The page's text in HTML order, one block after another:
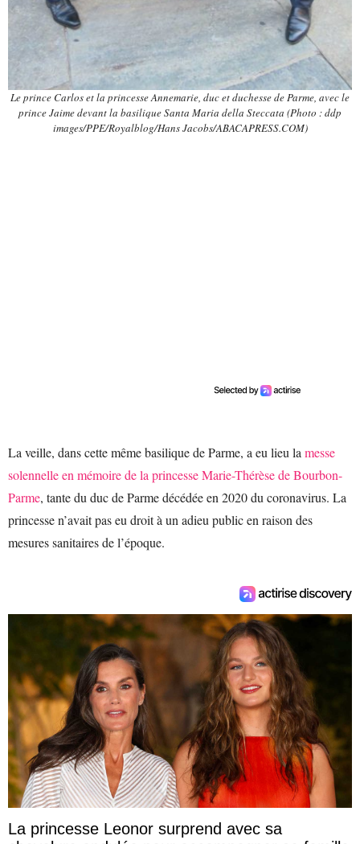
Le prince Carlos et la princesse Annemarie, duc et duchesse de Parme, avec le
prince Jaime devant la basiliqueSanta Maria della Steccata (Photo : ddp
images/PPE/Royalblog/Hans Jacobs/ABACAPRESS.COM)
La veille, dans cette même basilique de Parme, a eu lieu la messe
solennelle en mémoire de la princesse Marie-Thérèse de Bourbon-
Parme, tante du duc de Parme décédée en 2020 du coronavirus. La
princesse n’avait pas eu droit à un adieu public en raison des
mesures sanitaires de l’époque.
La princesse Leonor surprend avec sa